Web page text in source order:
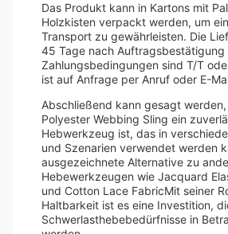
Das Produkt kann in Kartons mit
Holzkisten verpackt werden, um
Transport zu gewährleisten. Die
45 Tage nach Auftragsbestätigung
Zahlungsbedingungen sind T/T
ist auf Anfrage per Anruf oder E-
Abschließend kann gesagt
Polyester Webbing Sling ein
Hebwerkzeug ist, das in
und Szenarien verwendet werden
ausgezeichnete Alternative zu
Hebewerkzeugen wie Jacquard
und Cotton Lace FabricMit seiner
Haltbarkeit ist es eine Investition,
Schwerlasthebebedürfnisse in